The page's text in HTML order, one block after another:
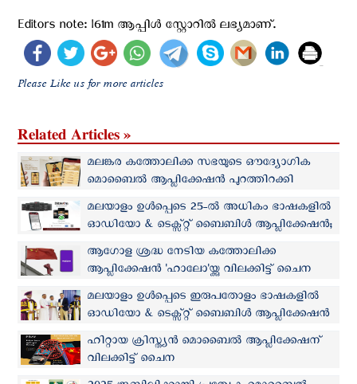
Editors note: I61m ആപ്പിള്‍ സ്റ്റോറില്‍ ലഭ്യമാണ്.
Please Like us for more articles
Related Articles »
മലങ്കര കത്തോലിക്ക സഭയുടെ ഔദ്യോഗിക
മൊബൈൽ ആപ്ലിക്കേഷൻ പുറത്തിറക്കി
മലയാളം ഉള്‍പ്പെടെ 25-ല്‍ അധികം ഭാഷകളില്‍
ഓഡിയോ & ടെക്സ്റ്റ് ബൈബിൾ ആപ്ലിക്കേഷന്‍;
BibleOn പുതിയ വേര്‍ഷന്‍ പുറത്തിറക്കി
ആഗോള ശ്രദ്ധ നേടിയ കത്തോലിക്ക
ആപ്ലിക്കേഷന്‍ 'ഹാലോ'യ്ക്കു വിലക്കിട്ട് ചൈന
മലയാളം ഉള്‍പ്പെടെ ഇരുപതോളം ഭാഷകളില്‍
ഓഡിയോ & ടെക്സ്റ്റ് ബൈബിൾ ആപ്ലിക്കേഷന്‍
ഹിറ്റായ ക്രിസ്ത്യന്‍ മൊബൈല്‍ ആപ്ലിക്കേഷന്
വിലക്കിട്ട് ചൈന